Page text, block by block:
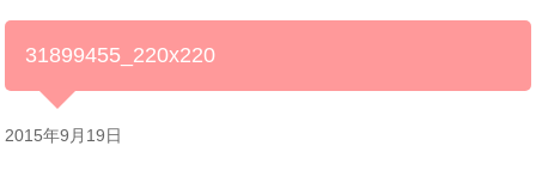
31899455_220x220
2015年9月19日